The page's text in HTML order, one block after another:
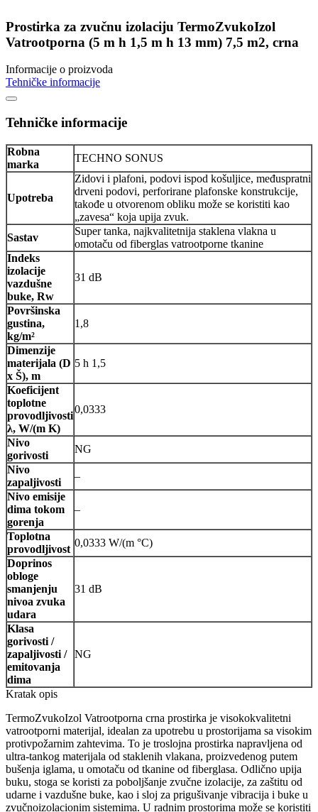
Prostirka za zvučnu izolaciju TermoZvukoIzol
Vatrootporna (5 m h 1,5 m h 13 mm) 7,5 m2, crna
Informacije o proizvoda
Tehničke informacije
Tehničke informacije
Robna
marka
TECHNO SONUS
Upotreba
Zidovi i plafoni, podovi ispod košuljice, međuspratni
drveni podovi, perforirane plafonske konstrukcije,
takođe u otvorenom obliku može se koristiti kao
„zavesa“ koja upija zvuk.
Sastav
Super tanka, najkvalitetnija staklena vlakna u
omotaču od fiberglas vatrootporne tkanine
Indeks
izolacije
vazdušne
buke, Rw
31 dB
Površinska
gustina,
kg/m²
1,8
Dimenzije
materijala (D
x Š), m
5 h 1,5
Koeficijent
toplotne
provodljivosti
λ, W/(m K)
0,0333
Nivo
gorivosti
NG
Nivo
zapaljivosti
–
Nivo emisije
dima tokom
gorenja
–
Toplotna
provodljivost
0,0333 W/(m °C)
Doprinos
obloge
smanjenju
nivoa zvuka
udara
31 dB
Klasa
gorivosti /
zapaljivosti /
emitovanja
dima
NG
Kratak opis
TermoZvukoIzol Vatrootporna crna prostirka je visokokvalitetni
vatrootporni materijal, idealan za upotrebu u prostorijama sa visokim
protivpožarnim zahtevima. To je troslojna prostirka napravljena od
ultra-tankog materijala od staklenih vlakana, proizvedenog putem
bušenja iglama, u omotaču od tkanine od fiberglasa. Odlično upija
buku, stoga se koristi za poboljšanje zvučne izolacije, za zaštitu od
udarne i vazdušne buke, kao i sloj za prigušivanje vibracija i buke u
zvučnoizolacionim sistemima. U radnim prostorima može se koristiti